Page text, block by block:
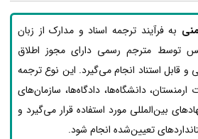
به فرآیند ترجمه اسناد و مدارک از زبان
توسط مترجم رسمی دارای مجوز اطلاق
استناد انجام می‌گیرد. این نوع ترجمه
ارمنستان، دانشگاه‌ها، دادگاه‌ها، سازمان‌های
بین‌المللی مورد استفاده قرار می‌گیرد و
تعیین‌شده انجام شود.